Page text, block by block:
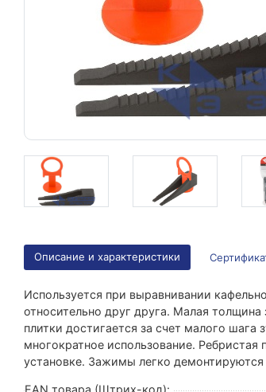
Описание и характеристики
Используется при выравнивании
относительно друг друга. Малая
плитки достигается за счет малого шага
многократное использование.
установке. Зажимы легко
EAN товара (Штрих-код):